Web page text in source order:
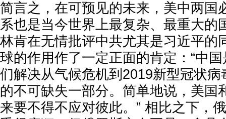
简言之，在可预见的未来，美中两国
系也是当今世界上最复杂、最重大的
林肯在无情批评中共尤其是习近平的
球的作用作了一定正面的肯定：“中
们解决从气候危机到2019新型冠状
的不可缺失一部分。简单地说，美国
来要不得不应对彼此。” 相比之下，